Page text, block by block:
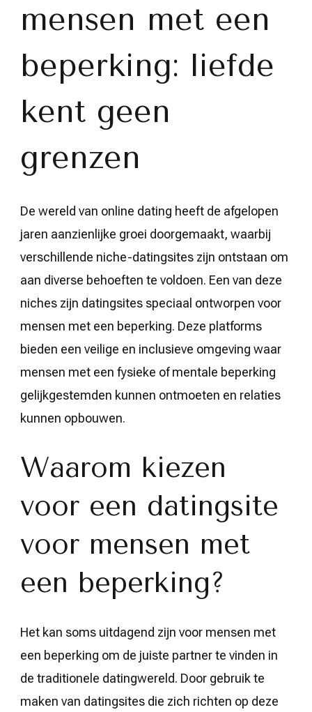
een
mensen met een
beperking: liefde
kent geen
grenzen
De wereld van online dating heeft de afgelopen
jaren aanzienlijke groei doorgemaakt, waarbij
verschillende niche-datingsites zijn ontstaan om
aan diverse behoeften te voldoen. Een van deze
niches zijn datingsites speciaal ontworpen voor
mensen met een beperking. Deze platforms
bieden een veilige en inclusieve omgeving waar
mensen met een fysieke of mentale beperking
gelijkgestemden kunnen ontmoeten en relaties
kunnen opbouwen.
Waarom kiezen
voor een datingsite
voor mensen met
een beperking?
Het kan soms uitdagend zijn voor mensen met
een beperking om de juiste partner te vinden in
de traditionele datingwereld. Door gebruik te
maken van datingsites die zich richten op deze